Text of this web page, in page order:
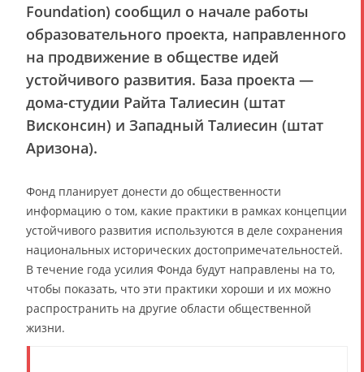
Foundation) сообщил о начале работы
образовательного проекта, направленного
на продвижение в обществе идей
устойчивого развития. База проекта —
дома-студии Райта Талиесин (штат
Висконсин) и Западный Талиесин (штат
Аризона).
Фонд планирует донести до общественности
информацию о том, какие практики в рамках концепции
устойчивого развития используются в деле сохранения
национальных исторических достопримечательностей.
В течение года усилия Фонда будут направлены на то,
чтобы показать, что эти практики хороши и их можно
распространить на другие области общественной
жизни.